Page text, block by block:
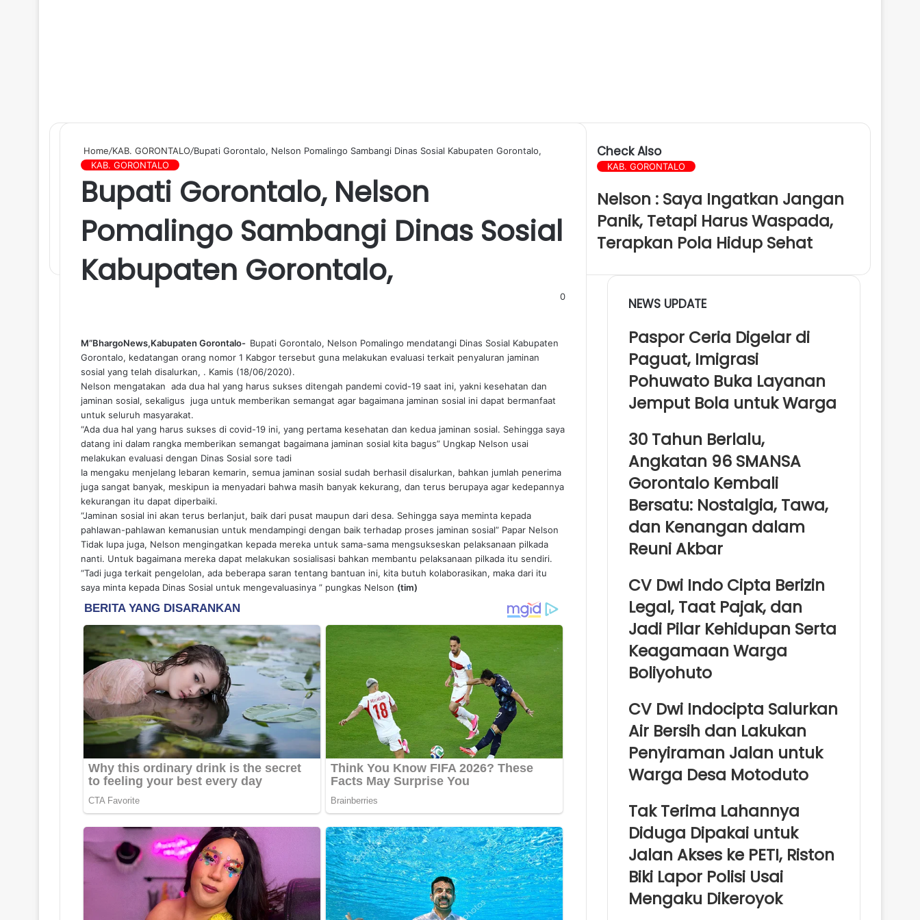
Home/KAB. GORONTALO/Bupati Gorontalo, Nelson Pomalingo Sambangi Dinas Sosial Kabupaten Gorontalo,
KAB. GORONTALO
Bupati Gorontalo, Nelson
Pomalingo Sambangi Dinas Sosial
Kabupaten Gorontalo,
0
M”BhargoNews,Kabupaten Gorontalo- Bupati Gorontalo, Nelson Pomalingo mendatangi Dinas Sosial Kabupaten
Gorontalo, kedatangan orang nomor 1 Kabgor tersebut guna melakukan evaluasi terkait penyaluran jaminan
sosial yang telah disalurkan, . Kamis (18/06/2020).
Nelson mengatakan ada dua hal yang harus sukses ditengah pandemi covid-19 saat ini, yakni kesehatan dan
jaminan sosial, sekaligus juga untuk memberikan semangat agar bagaimana jaminan sosial ini dapat bermanfaat
untuk seluruh masyarakat.
“Ada dua hal yang harus sukses di covid-19 ini, yang pertama kesehatan dan kedua jaminan sosial. Sehingga saya
datang ini dalam rangka memberikan semangat bagaimana jaminan sosial kita bagus” Ungkap Nelson usai
melakukan evaluasi dengan Dinas Sosial sore tadi
Ia mengaku menjelang lebaran kemarin, semua jaminan sosial sudah berhasil disalurkan, bahkan jumlah penerima
juga sangat banyak, meskipun ia menyadari bahwa masih banyak kekurang, dan terus berupaya agar kedepannya
kekurangan itu dapat diperbaiki.
“Jaminan sosial ini akan terus berlanjut, baik dari pusat maupun dari desa. Sehingga saya meminta kepada
pahlawan-pahlawan kemanusian untuk mendampingi dengan baik terhadap proses jaminan sosial” Papar Nelson
Tidak lupa juga, Nelson mengingatkan kepada mereka untuk sama-sama mengsukseskan pelaksanaan pilkada
nanti. Untuk bagaimana mereka dapat melakukan sosialisasi bahkan membantu pelaksanaan pilkada itu sendiri.
“Tadi juga terkait pengelolan, ada beberapa saran tentang bantuan ini, kita butuh kolaborasikan, maka dari itu
saya minta kepada Dinas Sosial untuk mengevaluasinya ” pungkas Nelson (tim)
Check Also
C
o
e
KAB. GORONTALO
Nelson : Saya Ingatkan Jangan
Panik, Tetapi Harus Waspada,
Terapkan Pola Hidup Sehat
NEWS UPDATE
Paspor Ceria Digelar di
Paguat, Imigrasi
Pohuwato Buka Layanan
Jemput Bola untuk Warga
30 Tahun Berlalu,
Angkatan 96 SMANSA
Gorontalo Kembali
Bersatu: Nostalgia, Tawa,
dan Kenangan dalam
Reuni Akbar
CV Dwi Indo Cipta Berizin
Legal, Taat Pajak, dan
Jadi Pilar Kehidupan Serta
Keagamaan Warga
Boliyohuto
CV Dwi Indocipta Salurkan
Air Bersih dan Lakukan
Penyiraman Jalan untuk
Warga Desa Motoduto
Tak Terima Lahannya
Diduga Dipakai untuk
Jalan Akses ke PETI, Riston
Biki Lapor Polisi Usai
Mengaku Dikeroyok